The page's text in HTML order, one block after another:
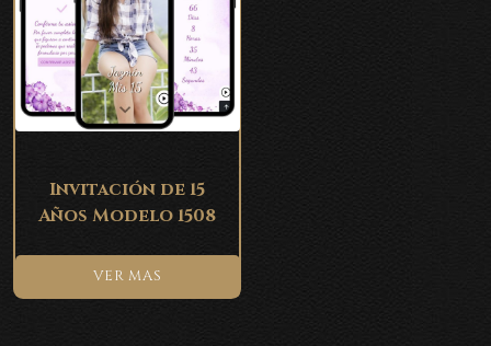
Invitación de 15
Años Modelo 1508
VER MAS